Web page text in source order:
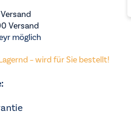
Versand
Versand
möglich
– wird für Sie bestellt!